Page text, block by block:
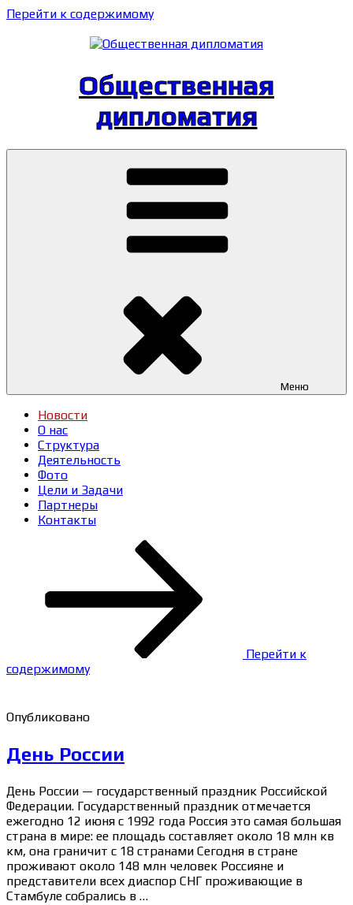
Перейти к содержимому
Общественная
дипломатия
Меню
Новости
О нас
Структура
Деятельность
Фото
Цели и Задачи
Партнеры
Контакты
Перейти к
содержимому
Опубликовано
День России
День России — государственный праздник Российской
Федерации. Государственный праздник отмечается
ежегодно 12 июня с 1992 года Россия это самая большая
страна в мире: ее площадь составляет около 18 млн кв
км, она граничит с 18 странами Сегодня в стране
проживают около 148 млн человек Россияне и
представители всех диаспор СНГ проживающие в
Стамбуле собрались в …